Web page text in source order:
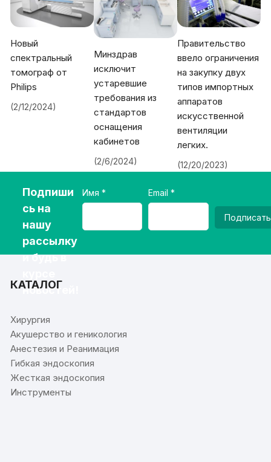
Новый
спектральный
томограф от
Philips
(2/12/2024)
Минздрав
исключит
устаревшие
требования из
стандартов
оснащения
кабинетов
(2/6/2024)
Правительство
ввело ограничения
на закупку двух
типов импортных
аппаратов
искусственной
вентиляции
легких.
(12/20/2023)
Подпиши
сь на
нашу
рассылку
и будь в
новостей!
Имя Email
КАТАЛОГ
Хирургия
Акушерство и геникология
Анестезия и Реанимация
Гибкая эндоскопия
Жесткая эндоскопия
Инструменты